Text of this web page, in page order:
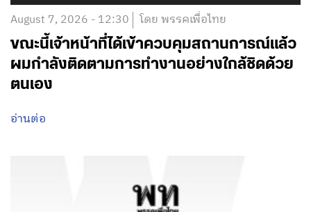
August 7, 2026 - 12:30 โดย พรรคเพื่อไทย
ขณะนี้เจ้าหน้าที่ได้เข้าควบคุมสถานการณ์แล้ว
ผมกำลังติดตามการทำงานอย่างใกล้ชิดด้วย
ตนเอง
อ่านต่อ